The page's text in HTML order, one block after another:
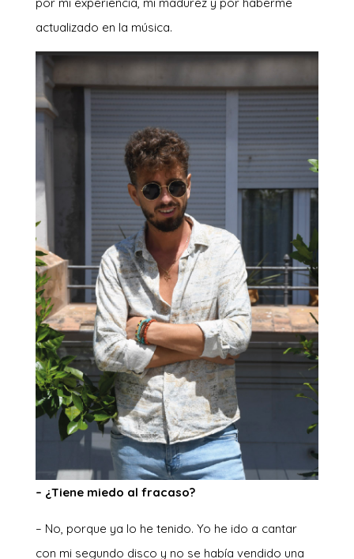
actualizado en la música.
– ¿Tiene miedo al fracaso?
– No, porque ya lo he tenido. Yo he ido a cantar
con mi segundo disco y no se había vendido una